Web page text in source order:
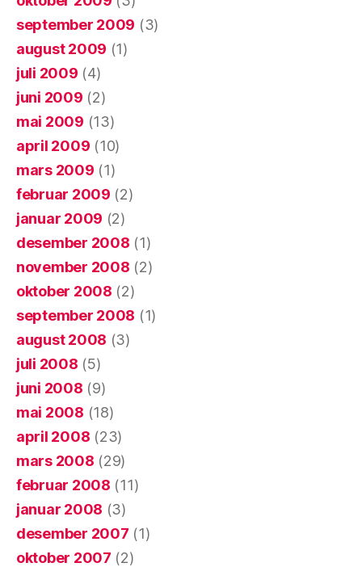
september 2009 (3)
august 2009 (1)
juli 2009 (4)
juni 2009 (2)
mai 2009 (13)
april 2009 (10)
mars 2009 (1)
februar 2009 (2)
januar 2009 (2)
desember 2008 (1)
november 2008 (2)
oktober 2008 (2)
september 2008 (1)
august 2008 (3)
juli 2008 (5)
juni 2008 (9)
mai 2008 (18)
april 2008 (23)
mars 2008 (29)
februar 2008 (11)
januar 2008 (3)
desember 2007 (1)
oktober 2007 (2)